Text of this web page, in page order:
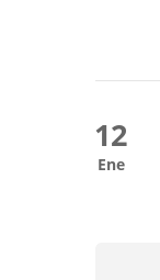
12
Ene